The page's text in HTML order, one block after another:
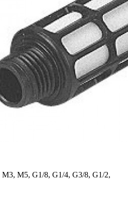
M3, M5, G1/8, G1/4, G3/8, G1/2,